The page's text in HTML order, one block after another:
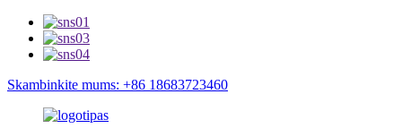
Skambinkite mums: +86 18683723460